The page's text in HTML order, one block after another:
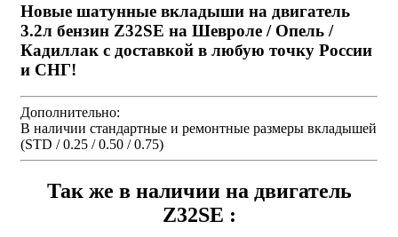
Новые шатунные вкладыши на двигатель
3.2л бензин Z32SE на Шевроле / Опель /
Кадиллак с доставкой в любую точку России
и СНГ!
Дополнительно:
В наличии стандартные и ремонтные размеры вкладышей
(STD / 0.25 / 0.50 / 0.75)
Так же в наличии на двигатель
Z32SE :